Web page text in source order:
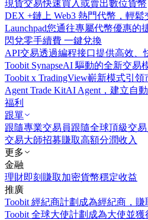
現貨交易快速買入或賣出數位貨幣
DEX +鏈上 Web3 熱門代幣，輕鬆
Launchpad您通往專屬代幣優惠的
閃兌零手續費 一鍵兌換
API交易透過編程接口提供高效、
Toobit SynapseAI 驅動的全新交易
Toobit x TradingView嶄新模式引領
Agent Trade KitAI Agent，建立自
福利
跟單
跟隨專業交易員跟隨全球頂級交
交易大師招募賺取高額分潤收入
更多
金融
理財即刻賺取加密貨幣穩定收益
推廣
Toobit 經紀商計劃 成為經紀商，賺
Toobit 全球大使計劃 成為大使並獲